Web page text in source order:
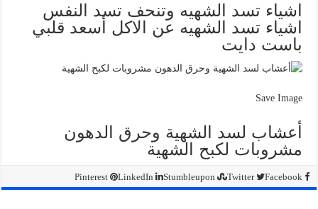
اشياء تسد الشهيه وتنحف تسد النفس
اشياء تسد الشهيه عن الاكل أسعد قلبي
باست دايت
Save Image
أعشاب لسد الشهية وحرق الدهون
مشروبات لكبح الشهية
Facebook
Twitter
Stumbleupon
LinkedIn
Pinterest